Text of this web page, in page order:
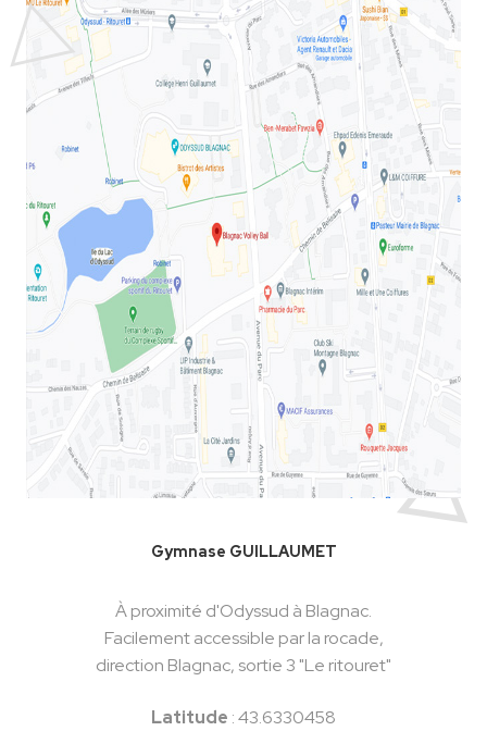
Gymnase GUILLAUMET
À proximité d'Odyssud à Blagnac.
Facilement accessible par la rocade,
direction Blagnac, sortie 3 "Le ritouret"
Latitude : 43.6330458